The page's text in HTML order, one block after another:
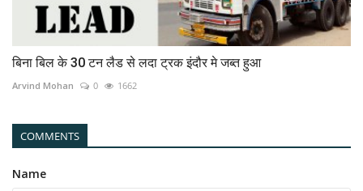
बिना बिल के 30 टन लैड से लदा ट्रक इंदौर मे जब्त हुआ
Arvind Mohan 0 1662
COMMENTS
Name